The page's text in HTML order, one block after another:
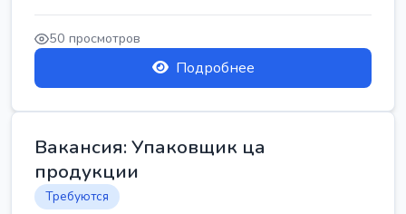
50 просмотров
Подробнее
Вакансия: Упаковщик ца
продукции
Требуются